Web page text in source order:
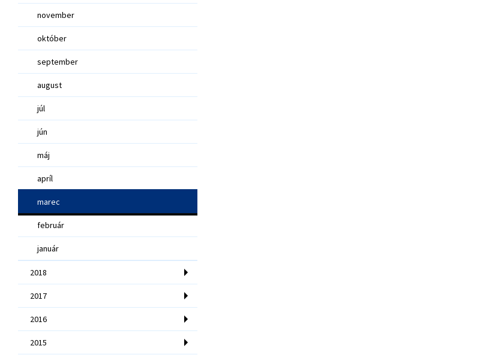
november
október
september
august
júl
jún
máj
apríl
marec
február
január
2018
2017
2016
2015